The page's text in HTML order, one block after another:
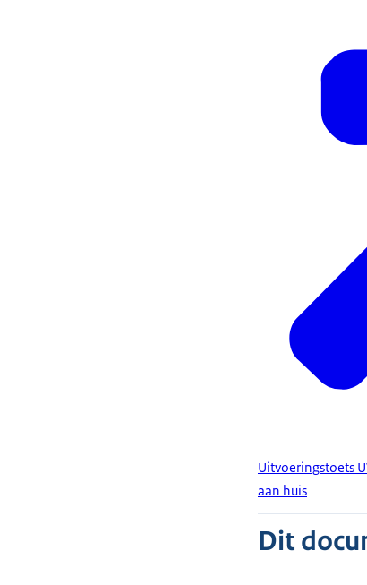
Uitvoeringstoets
aan huis
Dit